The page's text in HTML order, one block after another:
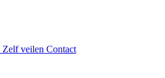
Zelf veilen Contact